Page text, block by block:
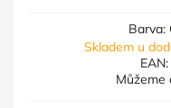
Barva:
Skladem u
EAN:
Můžeme